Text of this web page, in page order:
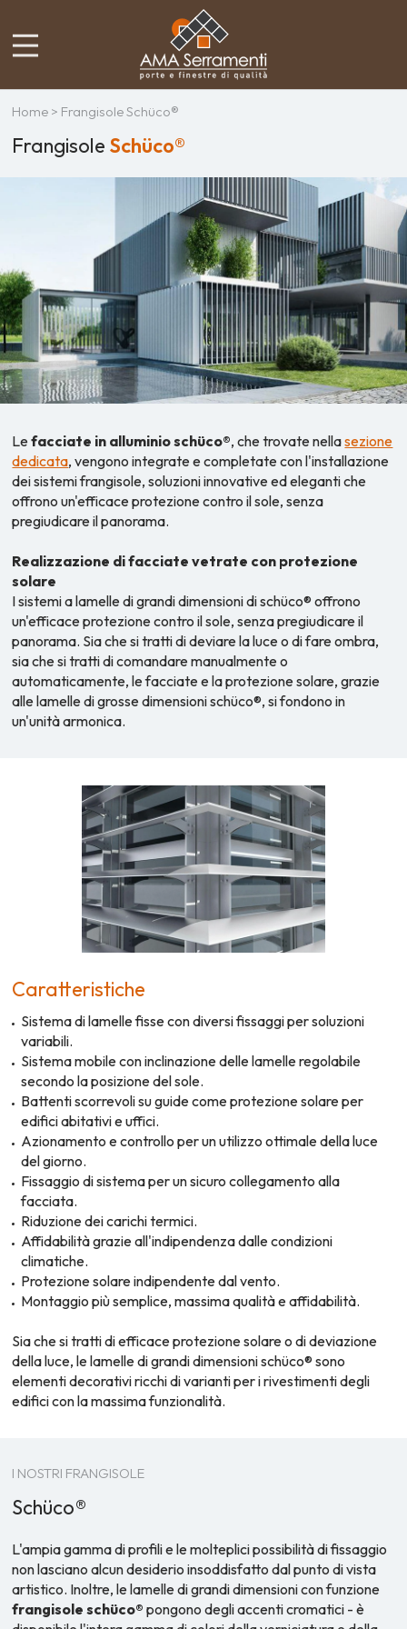
Home > Frangisole Schüco®
FrangisoleSchüco®
Lefacciate in alluminio schüco®, che trovate nellasezione
dedicata, vengono integrate e completate con l'installazione
dei sistemi frangisole, soluzioni innovative ed eleganti che
offrono un'efficace protezione contro il sole, senza
pregiudicare il panorama.
Realizzazione di facciate vetrate con protezione
solare
I sistemi a lamelle di grandi dimensioni di schüco® offrono
un'efficace protezione contro il sole, senza pregiudicare il
panorama. Sia che si tratti di deviare la luce o di fare ombra,
sia che si tratti di comandare manualmente o
automaticamente, le facciate e la protezione solare, grazie
alle lamelle di grosse dimensioni schüco®, si fondono in
un'unità armonica.
Caratteristiche
Sistema di lamelle fisse con diversi fissaggi per soluzioni
variabili.
Sistema mobile con inclinazione delle lamelle regolabile
secondo la posizione del sole.
Battenti scorrevoli su guide come protezione solare per
edifici abitativi e uffici.
Azionamento e controllo per un utilizzo ottimale della luce
del giorno.
Fissaggio di sistema per un sicuro collegamento alla
facciata.
Riduzione dei carichi termici.
Affidabilità grazie all'indipendenza dalle condizioni
climatiche.
Protezione solare indipendente dal vento.
Montaggio più semplice, massima qualità e affidabilità.
Sia che si tratti di efficace protezione solare o di deviazione
della luce, le lamelle di grandi dimensioni schüco® sono
elementi decorativi ricchi di varianti per i rivestimenti degli
edifici con la massima funzionalità.
I NOSTRI FRANGISOLE
Schüco®
L'ampia gamma di profili e le molteplici possibilità di fissaggio
non lasciano alcun desiderio insoddisfatto dal punto di vista
artistico. Inoltre, le lamelle di grandi dimensioni con funzione
frangisole schüco® pongono degli accenti cromatici - è